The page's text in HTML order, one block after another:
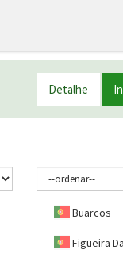
Detalhe
Buarcos
Figueira